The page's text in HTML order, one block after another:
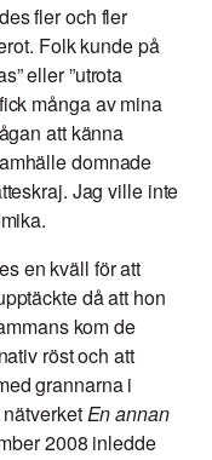
fler och fler
Folk kunde på
eller ”utrota
många av mina
att känna
domnade
Jag ville inte
en kväll för att
då att hon
kom de
röst och att
grannarna i
En annan
2008 inledde